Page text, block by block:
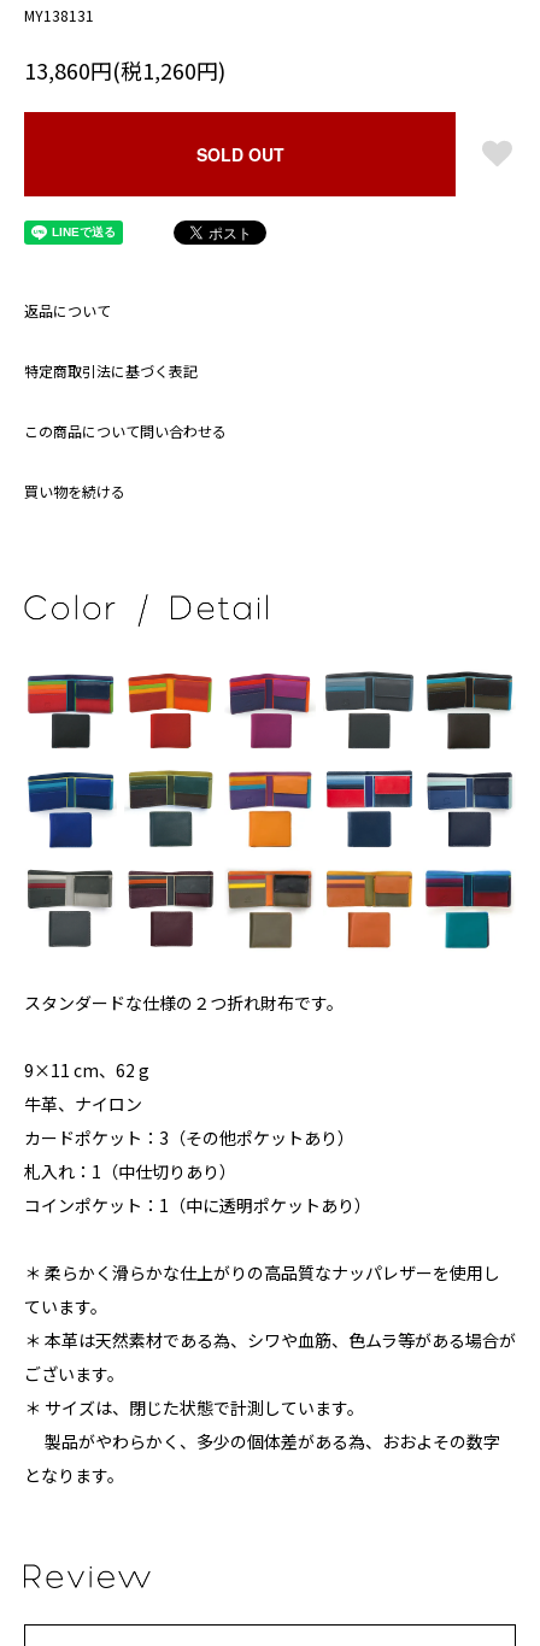
MY138131
13,860円(税1,260円)
SOLD OUT
返品について
特定商取引法に基づく表記
この商品について問い合わせる
買い物を続ける
スタンダードな仕様の２つ折れ財布です。
9×11 cm、62 g
牛革、ナイロン
カードポケット：3（その他ポケットあり）
札入れ：1（中仕切りあり）
コインポケット：1（中に透明ポケットあり）
＊ 柔らかく滑らかな仕上がりの高品質なナッパレザーを使用し
ています。
＊ 本革は天然素材である為、シワや血筋、色ムラ等がある場合が
ございます。
＊ サイズは、閉じた状態で計測しています。
製品がやわらかく、多少の個体差がある為、おおよその数字
となります。